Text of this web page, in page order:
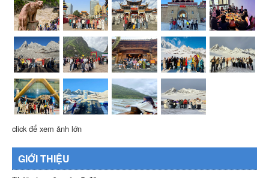
click để xem ảnh lớn
GIỚI THIỆU